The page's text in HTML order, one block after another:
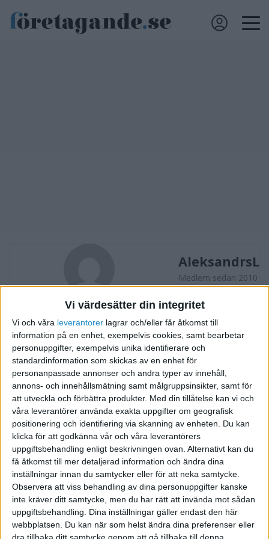
Vi värdesätter din integritet
Vi och våra leverantorer lagrar och/eller får åtkomst till
information på en enhet, exempelvis cookies, samt bearbetar
personuppgifter, exempelvis unika identifierare och
standardinformation som skickas av en enhet för
personanpassade annonser och andra typer av innehåll,
annons- och innehållsmätning samt målgruppsinsikter, samt för
att utveckla och förbättra produkter. Med din tillåtelse kan vi och
våra leverantörer använda exakta uppgifter om geografisk
positionering och identifiering via skanning av enheten. Du kan
klicka för att godkänna vår och våra leverantörers
uppgiftsbehandling enligt beskrivningen ovan. Alternativt kan du
få åtkomst till mer detaljerad information och ändra dina
inställningar innan du samtycker eller för att neka samtycke.
Observera att viss behandling av dina personuppgifter kanske
inte kräver ditt samtycke, men du har rätt att invända mot sådan
uppgiftsbehandling. Dina inställningar gäller endast den här
webbplatsen. Du kan när som helst ändra dina preferenser eller
AleksandrsL
Medlem sedan 2010
Skicka meddelande
FORUMAKTIVITET
Bygg och renovering
Tråd i Presentera dig och ditt företag 1
för 16 år sedan